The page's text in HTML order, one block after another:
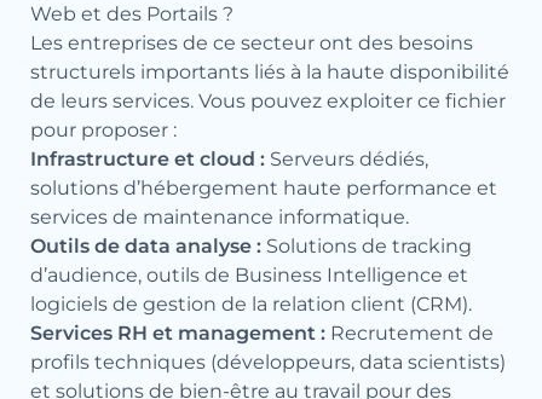
Web et des Portails ?
Les entreprises de ce secteur ont des besoins
structurels importants liés à la haute disponibilité
de leurs services. Vous pouvez exploiter ce fichier
pour proposer :
Infrastructure et cloud : Serveurs dédiés,
solutions d’hébergement haute performance et
services de maintenance informatique.
Outils de data analyse : Solutions de tracking
d’audience, outils de Business Intelligence et
logiciels de gestion de la relation client (CRM).
Services RH et management : Recrutement de
profils techniques (développeurs, data scientists)
et solutions de bien-être au travail pour des